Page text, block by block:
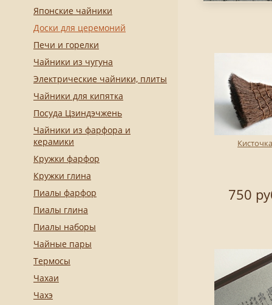
Японские чайники
Доски для церемоний
Печи и горелки
Чайники из чугуна
Электрические чайники, плиты
Чайники для кипятка
Посуда Цзиндэчжень
Чайники из фарфора и
керамики
Кружки фарфор
Кружки глина
Пиалы фарфор
Пиалы глина
Пиалы наборы
Чайные пары
Термосы
Чахаи
Чахэ
Кисточка
750